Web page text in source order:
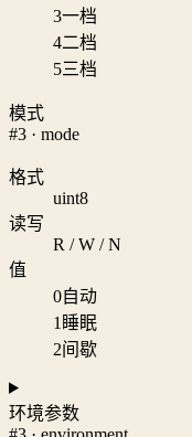
3一档
4二档
5三档
模式
#3 · mode
格式
uint8
读写
R / W / N
值
0自动
1 睡眠
2间歇
环境参数